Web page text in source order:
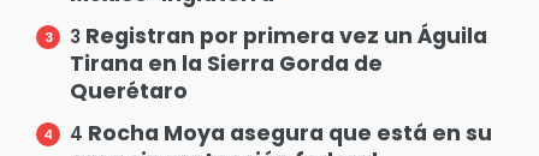
3 Registran por primera vez un Águila
Tirana en la Sierra Gorda de
Querétaro
4 Rocha Moya asegura que está en su